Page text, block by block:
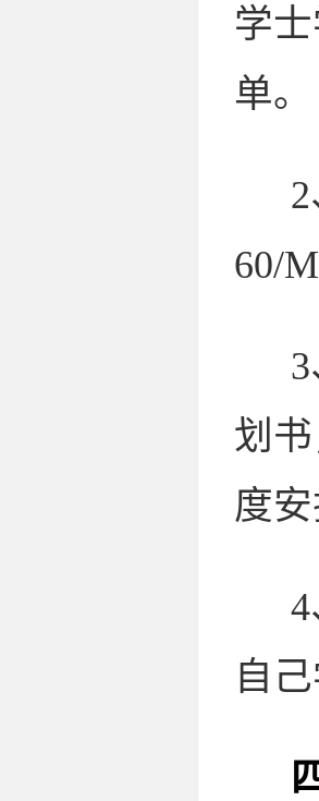
学
单。
60/
划
度
自